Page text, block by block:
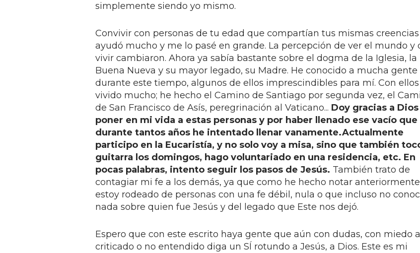
simplemente siendo yo mismo.
Convivir con personas de tu edad que compartían tus mismas
ayudó mucho y me lo pasé en grande. La percepción de ver el mundo y
vivir cambiaron. Ahora ya sabía bastante sobre el dogma de la Iglesia, la
Buena Nueva y su mayor legado, su Madre. He conocido a mucha gente
durante este tiempo, algunos de ellos imprescindibles para mí. Con
vivido mucho; he hecho el Camino de Santiago por segunda vez, el
de San Francisco de Asís, peregrinación al Vaticano... Doy gracias a
poner en mi vida a estas personas y por haber llenado ese vacío que
durante tantos años he intentado llenar vanamente.Actualmente
participo en la Eucaristía, y no solo voy a misa, sino que también
guitarra los domingos, hago voluntariado en una residencia, etc. En
pocas palabras, intento seguir los pasos de Jesús. También trato de
contagiar mi fe a los demás, ya que como he hecho notar
estoy rodeado de personas con una fe débil, nula o que incluso no
nada sobre quien fue Jesús y del legado que Este nos dejó.
Espero que con este escrito haya gente que aún con dudas, con miedo
criticado o no entendido diga un SÍ rotundo a Jesús, a Dios. Este es mi